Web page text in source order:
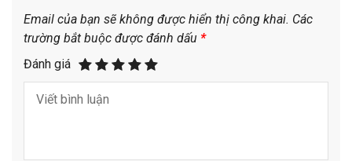
Email của bạn sẽ không được hiển thị công khai. Các
trường bắt buộc được đánh dấu *
Đánh giá